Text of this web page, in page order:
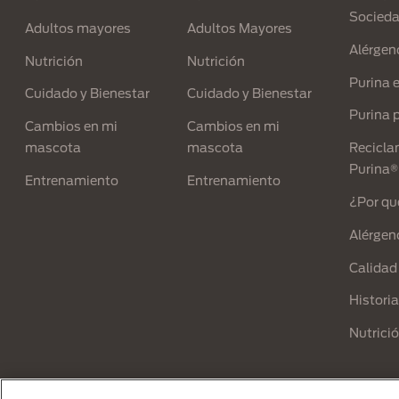
Adultos mayores
Nutrición
Cuidado y Bienestar
Cambios en mi
mascota
Entrenamiento
Adultos Mayores
Nutrición
Cuidado y Bienestar
Cambios en mi
mascota
Entrenamiento
Purina
Purina
Purina®
¿Por
Calidad
Historia